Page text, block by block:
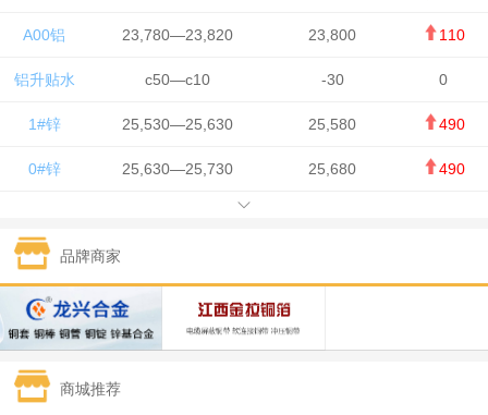
A00铝 23,780—23,820 23,800 110
铝升贴水 c50—c10 -30 0
1#锌 25,530—25,630 25,580 490
0#锌 25,630—25,730 25,680 490
1#锡 434,750—436,750
1#镍 131,200—132,400
1#白银 15,170—15,180 15,175 615
钯金
品牌商家
商城推荐